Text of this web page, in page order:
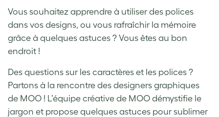
Vous souhaitez apprendre à utiliser des polices
dans vos designs, ou vous rafraîchir la mémoire
grâce à quelques astuces ? Vous êtes au bon
endroit !
Des questions sur les caractères et les polices ?
Partons à la rencontre des designers graphiques
de MOO ! L’équipe créative de MOO démystifie le
jargon et propose quelques astuces pour sublimer